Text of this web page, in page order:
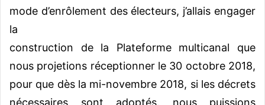
mode d’enrôlement des électeurs, j’allais engager
la
construction de la Plateforme multicanal que
nous projetions réceptionner le 30 octobre 2018,
pour que dès la mi-novembre 2018, si les décrets
nécessaires sont adoptés, nous puissions